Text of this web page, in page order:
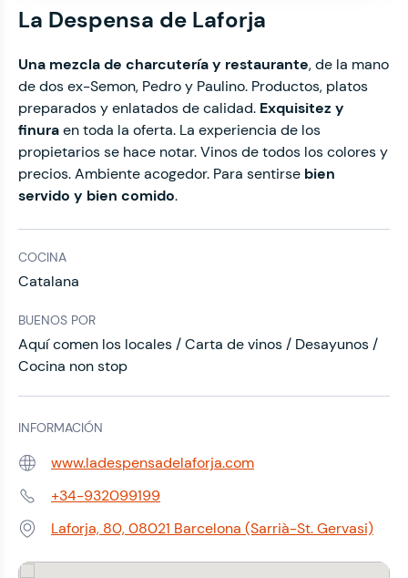
La Despensa de Laforja
Una mezcla de charcutería y restaurante, de la mano
de dos ex-Semon, Pedro y Paulino. Productos, platos
preparados y enlatados de calidad. Exquisitez y
finuraen toda la oferta. La experiencia de los
propietarios se hace notar. Vinos de todos los colores y
precios. Ambiente acogedor. Para sentirse bien
servido y bien comido.
COCINA
Catalana
BUENOS POR
Aquí comen los locales / Carta de vinos / Desayunos /
Cocina non stop
INFORMACIÓN
Web: www.ladespensadelaforja.com
Teléfono:+34-932099199
Dirección:Laforja, 80, 08021 Barcelona (Sarrià-St. Gervasi)